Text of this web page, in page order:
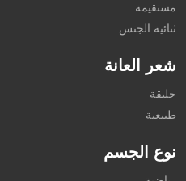
مستقيمة
ثنائية الجنس
شعر العانة
حليقة
طبيعية
نوع الجسم